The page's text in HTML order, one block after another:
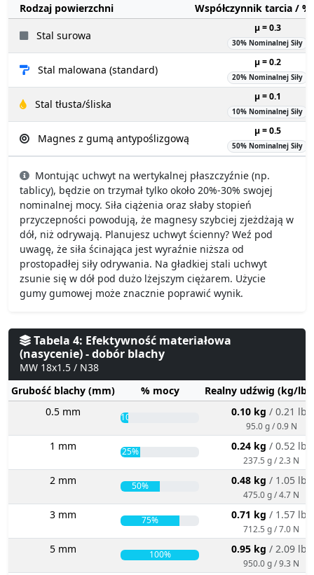
Rodzaj powierzchni
Współczynnik tarcia /
Stal surowa
µ = 0.3
30% Nominalnej Siły
Stal malowana (standard)
µ = 0.2
20% Nominalnej Siły
Stal tłusta/śliska
µ = 0.1
10% Nominalnej Siły
Magnes z gumą antypoślizgową
µ = 0.5
50% Nominalnej Siły
Montując uchwyt na wertykalnej płaszczyźnie (np.
tablicy), będzie on trzymał tylko około 20%-30% swojej
nominalnej mocy. Siła ciążenia oraz słaby stopień
przyczepności powodują, że magnesy szybciej zjeżdżają w
dół, niż odrywają. Planujesz uchwyt ścienny? Weź pod
uwagę, że siła ścinająca jest wyraźnie niższa od
prostopadłej siły odrywania. Na gładkiej stali uchwyt
zsunie się w dół pod dużo lżejszym ciężarem. Użycie
gumy gumowej może znacznie poprawić wynik.
Tabela 4: Efektywność materiałowa
(nasycenie) - dobór blachy
MW 18x1.5 / N38
Grubość blachy (mm)
% mocy
Realny udźwig (kg/
0.5 mm
10% 0.10 kg / 0.21 lbs
95.0 g / 0.9 N
1 mm 25% 0.24 kg / 0.52 lbs
237.5 g / 2.3 N
2 mm 50% 0.48 kg / 1.05 lbs
475.0 g / 4.7 N
3 mm 75% 0.71 kg / 1.57 lbs
712.5 g / 7.0 N
5 mm 100% 0.95 kg / 2.09 lbs
950.0 g / 9.3 N